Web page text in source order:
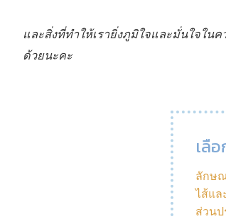
และสิ่งที่ทำให้เรายิ่งภูมิใจและมั่นใจในค
ด้วยนะคะ
เลื
ลักษณ
ไส้แล
ส่วน